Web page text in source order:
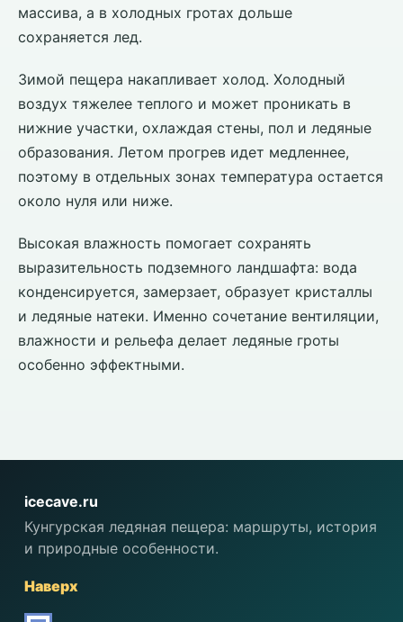
массива, а в холодных гротах дольше
сохраняется лед.
Зимой пещера накапливает холод. Холодный
воздух тяжелее теплого и может проникать в
нижние участки, охлаждая стены, пол и ледяные
образования. Летом прогрев идет медленнее,
поэтому в отдельных зонах температура остается
около нуля или ниже.
Высокая влажность помогает сохранять
выразительность подземного ландшафта: вода
конденсируется, замерзает, образует кристаллы
и ледяные натеки. Именно сочетание вентиляции,
влажности и рельефа делает ледяные гроты
особенно эффектными.
icecave.ru
Кунгурская ледяная пещера: маршруты, история
и природные особенности.
Наверх